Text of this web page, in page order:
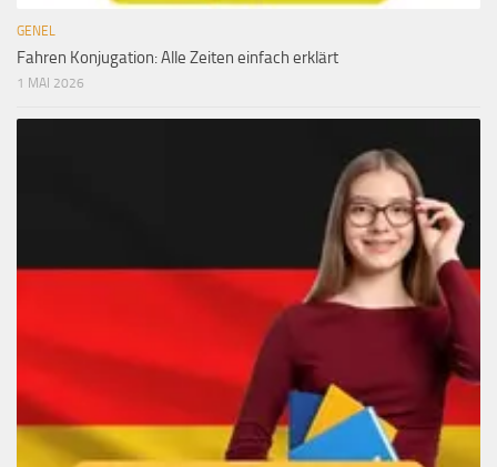
GENEL
Fahren Konjugation: Alle Zeiten einfach erklärt
1 MAI 2026